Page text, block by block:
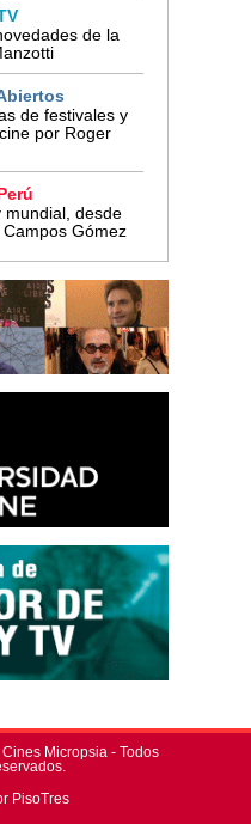
de la
de festivales y
por Roger
mundial, desde
Gómez
Micropsia - Todos
PisoTres